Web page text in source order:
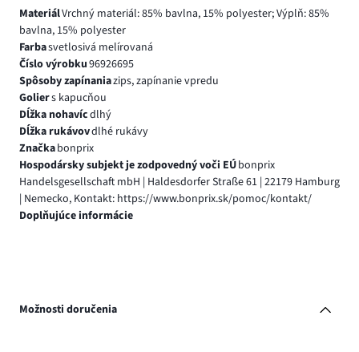
MateriálVrchný materiál: 85% bavlna, 15% polyester; Výplň: 85%
bavlna, 15% polyester
Farbasvetlosivá melírovaná
Číslo výrobku96926695
Spôsoby zapínaniazips, zapínanie vpredu
Goliers kapucňou
Dĺžka nohavícdlhý
Dĺžka rukávovdlhé rukávy
Značkabonprix
Hospodársky subjekt je zodpovedný voči EÚbonprix
Handelsgesellschaft mbH | Haldesdorfer Straße 61 | 22179 Hamburg
| Nemecko, Kontakt: https://www.bonprix.sk/pomoc/kontakt/
Doplňujúce informácie
Možnosti doručenia